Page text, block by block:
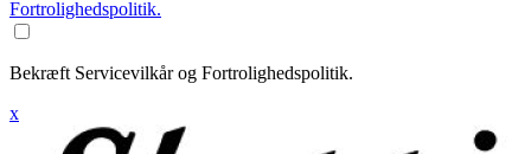
Fortrolighedspolitik.
Bekræft Servicevilkår og Fortrolighedspolitik.
x